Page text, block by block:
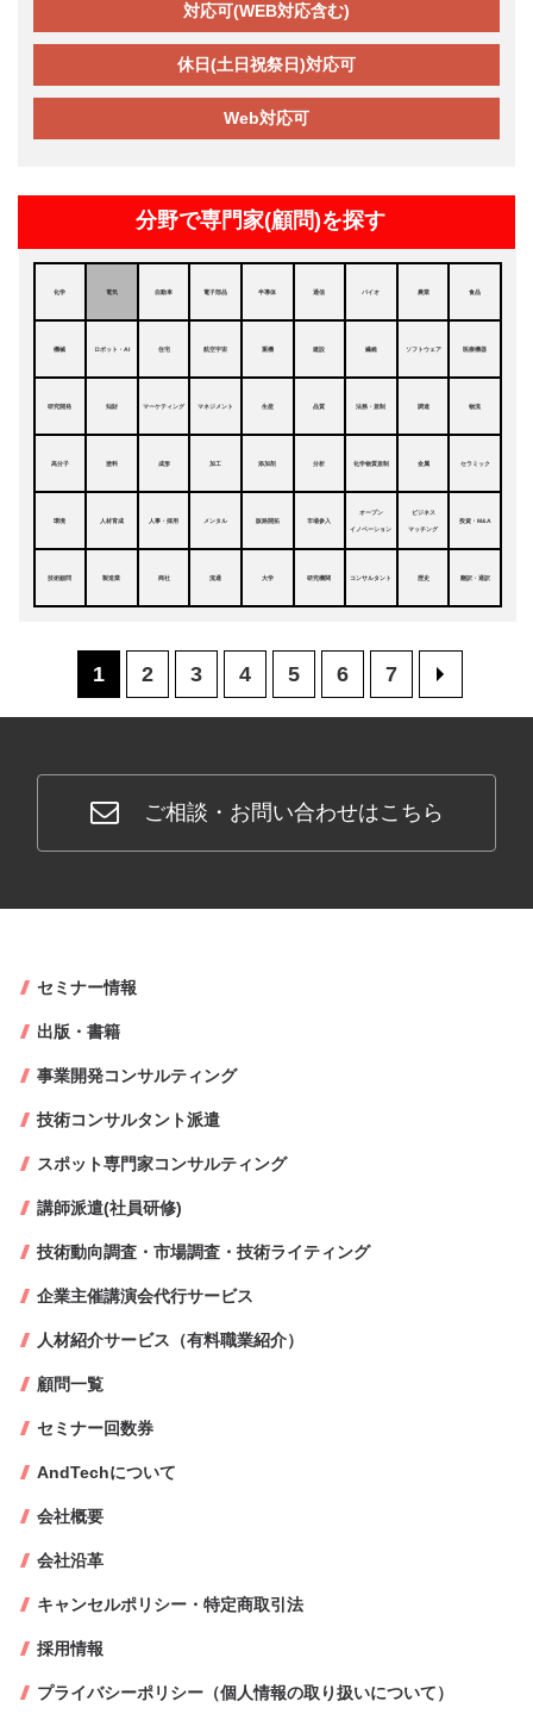
対応可(WEB対応含む)
休日(土日祝祭日)対応可
Web対応可
分野で専門家(顧問)を探す
化学 電気 自動車 電子部品 半導体 通信 バイオ 農業 食品
機械 ロボット・AI 住宅 航空宇宙 重機 建設 繊維 ソフトウェア 医療機器
研究開発 知財 マーケティング マネジメント 生産 品質 法務・規制 調達 物流
高分子 塗料 成形 加工 添加剤 分析 化学物質規制 金属 セラミック
環境 人材育成 人事・採用 メンタル 販路開拓 市場参入
オープン
イノベーション
ビジネス
マッチング
投資・M&A
技術顧問 製造業 商社 流通 大学 研究機関 コンサルタント 歴史 翻訳・通訳
1 2 3 4 5 6 7 >
ご相談・お問い合わせはこちら
セミナー情報
出版・書籍
事業開発コンサルティング
技術コンサルタント派遣
スポット専門家コンサルティング
講師派遣(社員研修)
技術動向調査・市場調査・技術ライティング
企業主催講演会代行サービス
人材紹介サービス（有料職業紹介）
顧問一覧
セミナー回数券
AndTechについて
会社概要
会社沿革
キャンセルポリシー・特定商取引法
採用情報
プライバシーポリシー（個人情報の取り扱いについて）